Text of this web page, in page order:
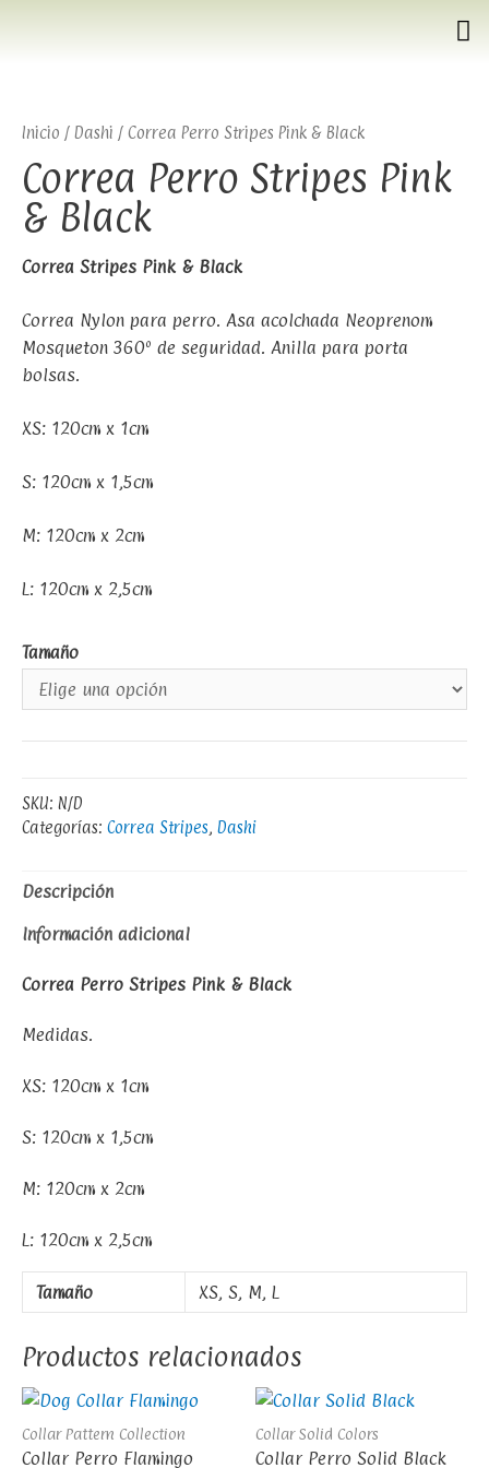
Inicio / Dashi / Correa Perro Stripes Pink & Black
Correa Perro Stripes Pink
& Black
Correa Stripes Pink & Black
Correa Nylon para perro. Asa acolchada Neoprenom
Mosqueton 360º de seguridad. Anilla para porta
bolsas.
XS: 120cm x 1cm
S: 120cm x 1,5cm
M: 120cm x 2cm
L: 120cm x 2,5cm
Tamaño
SKU: N/D
Categorías: Correa Stripes, Dashi
Descripción
Información adicional
Correa Perro Stripes Pink & Black
Medidas.
XS: 120cm x 1cm
S: 120cm x 1,5cm
M: 120cm x 2cm
L: 120cm x 2,5cm
Tamaño XS, S, M, L
Productos relacionados
Collar Pattern Collection
Collar Perro Flamingo
Collar Solid Colors
Collar Perro Solid Black